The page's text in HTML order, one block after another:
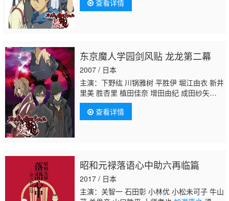
浩加濑康之
查看详情
东京魔人学园剑风贴 龙龙第二幕
2007 / 日本
主演：下野纮 川锅雅树 平胜伊 堀江由衣 新井
里美 胜杏里 植田佳奈 增田由纪 成田纱矢
香 关口英司 四宫豪 山崎满 小野凉子 坪井智
浩加濑康之
查看详情
昭和元禄落语心中助六再临篇
2017 / 日本
主演：关智一 石田彰 小林优 小松未可子 牛山